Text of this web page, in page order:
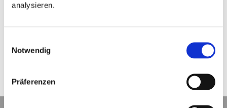
analysieren.
Notwendig
Präferenzen